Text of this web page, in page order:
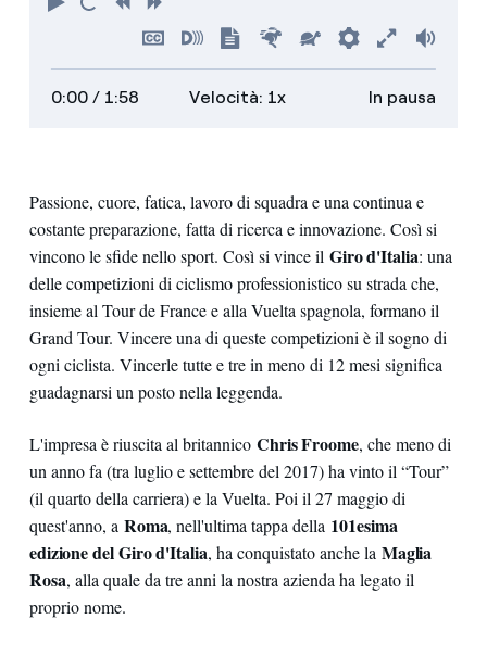
Riproduci
Torna
all'inizio
Indietro
Avanti
Nascondi
sottotitoli
Attiva
audiodescrizioni
Mostra
trascrizione
Più
veloce
Più
lento
Preferenze
Attiva
schermo
intero
0:00/ 1:58 Velocità: 1x In pausa
Passione, cuore, fatica, lavoro di squadra e una continua e
costante preparazione, fatta di ricerca e innovazione. Così si
vincono le sfide nello sport. Così si vince il Giro d'Italia: una
delle competizioni di ciclismo professionistico su strada che,
insieme al Tour de France e alla Vuelta spagnola, formano il
Grand Tour. Vincere una di queste competizioni è il sogno di
ogni ciclista. Vincerle tutte e tre in meno di 12 mesi significa
guadagnarsi un posto nella leggenda.
L'impresa è riuscita al britannico Chris Froome, che meno di
un anno fa (tra luglio e settembre del 2017) ha vinto il “Tour”
(il quarto della carriera) e la Vuelta. Poi il 27 maggio di
quest'anno, aRoma, nell'ultima tappa della 101esima
edizione del Giro d'Italia, ha conquistato anche la Maglia
Rosa, alla quale da tre anni la nostra azienda ha legato il
proprio nome.